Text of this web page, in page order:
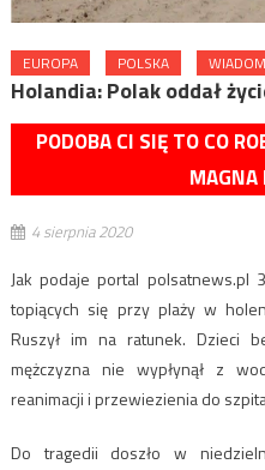
EUROPA POLSKA
Holandia: Polak oddał
PODOBA CI SIĘ TO CO
MAGNA
4 sierpnia 2020
Jak podaje portal polsatnews.pl
topiących się przy plaży w
Ruszył im na ratunek. Dzieci
mężczyzna nie wypłynął z
reanimacji i przewiezienia do
Do tragedii doszło w